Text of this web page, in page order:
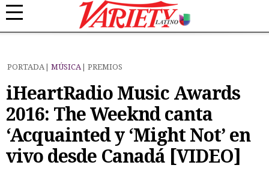
PORTADA MÚSICA PREMIOS
iHeartRadio Music Awards
2016: The Weeknd canta
‘Acquainted y ‘Might Not’ en
vivo desde Canadá [VIDEO]